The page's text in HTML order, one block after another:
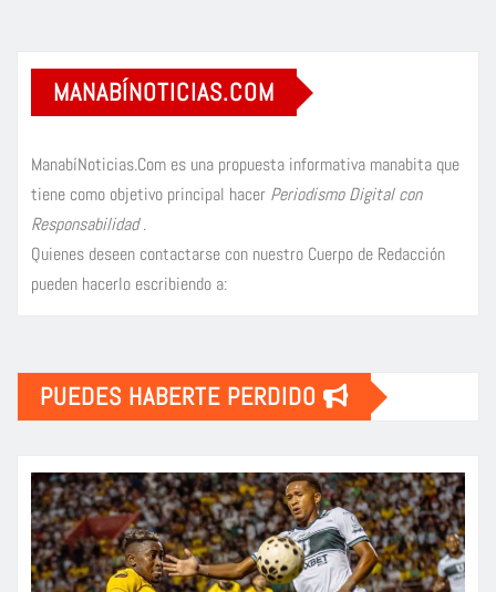
MANABÍNOTICIAS.COM
ManabíNoticias.Com es una propuesta informativa manabita que
tiene como objetivo principal hacer Periodismo Digital con
Responsabilidad.
Quienes deseen contactarse con nuestro Cuerpo de Redacción
pueden hacerlo escribiendo a:
PUEDES HABERTE PERDIDO